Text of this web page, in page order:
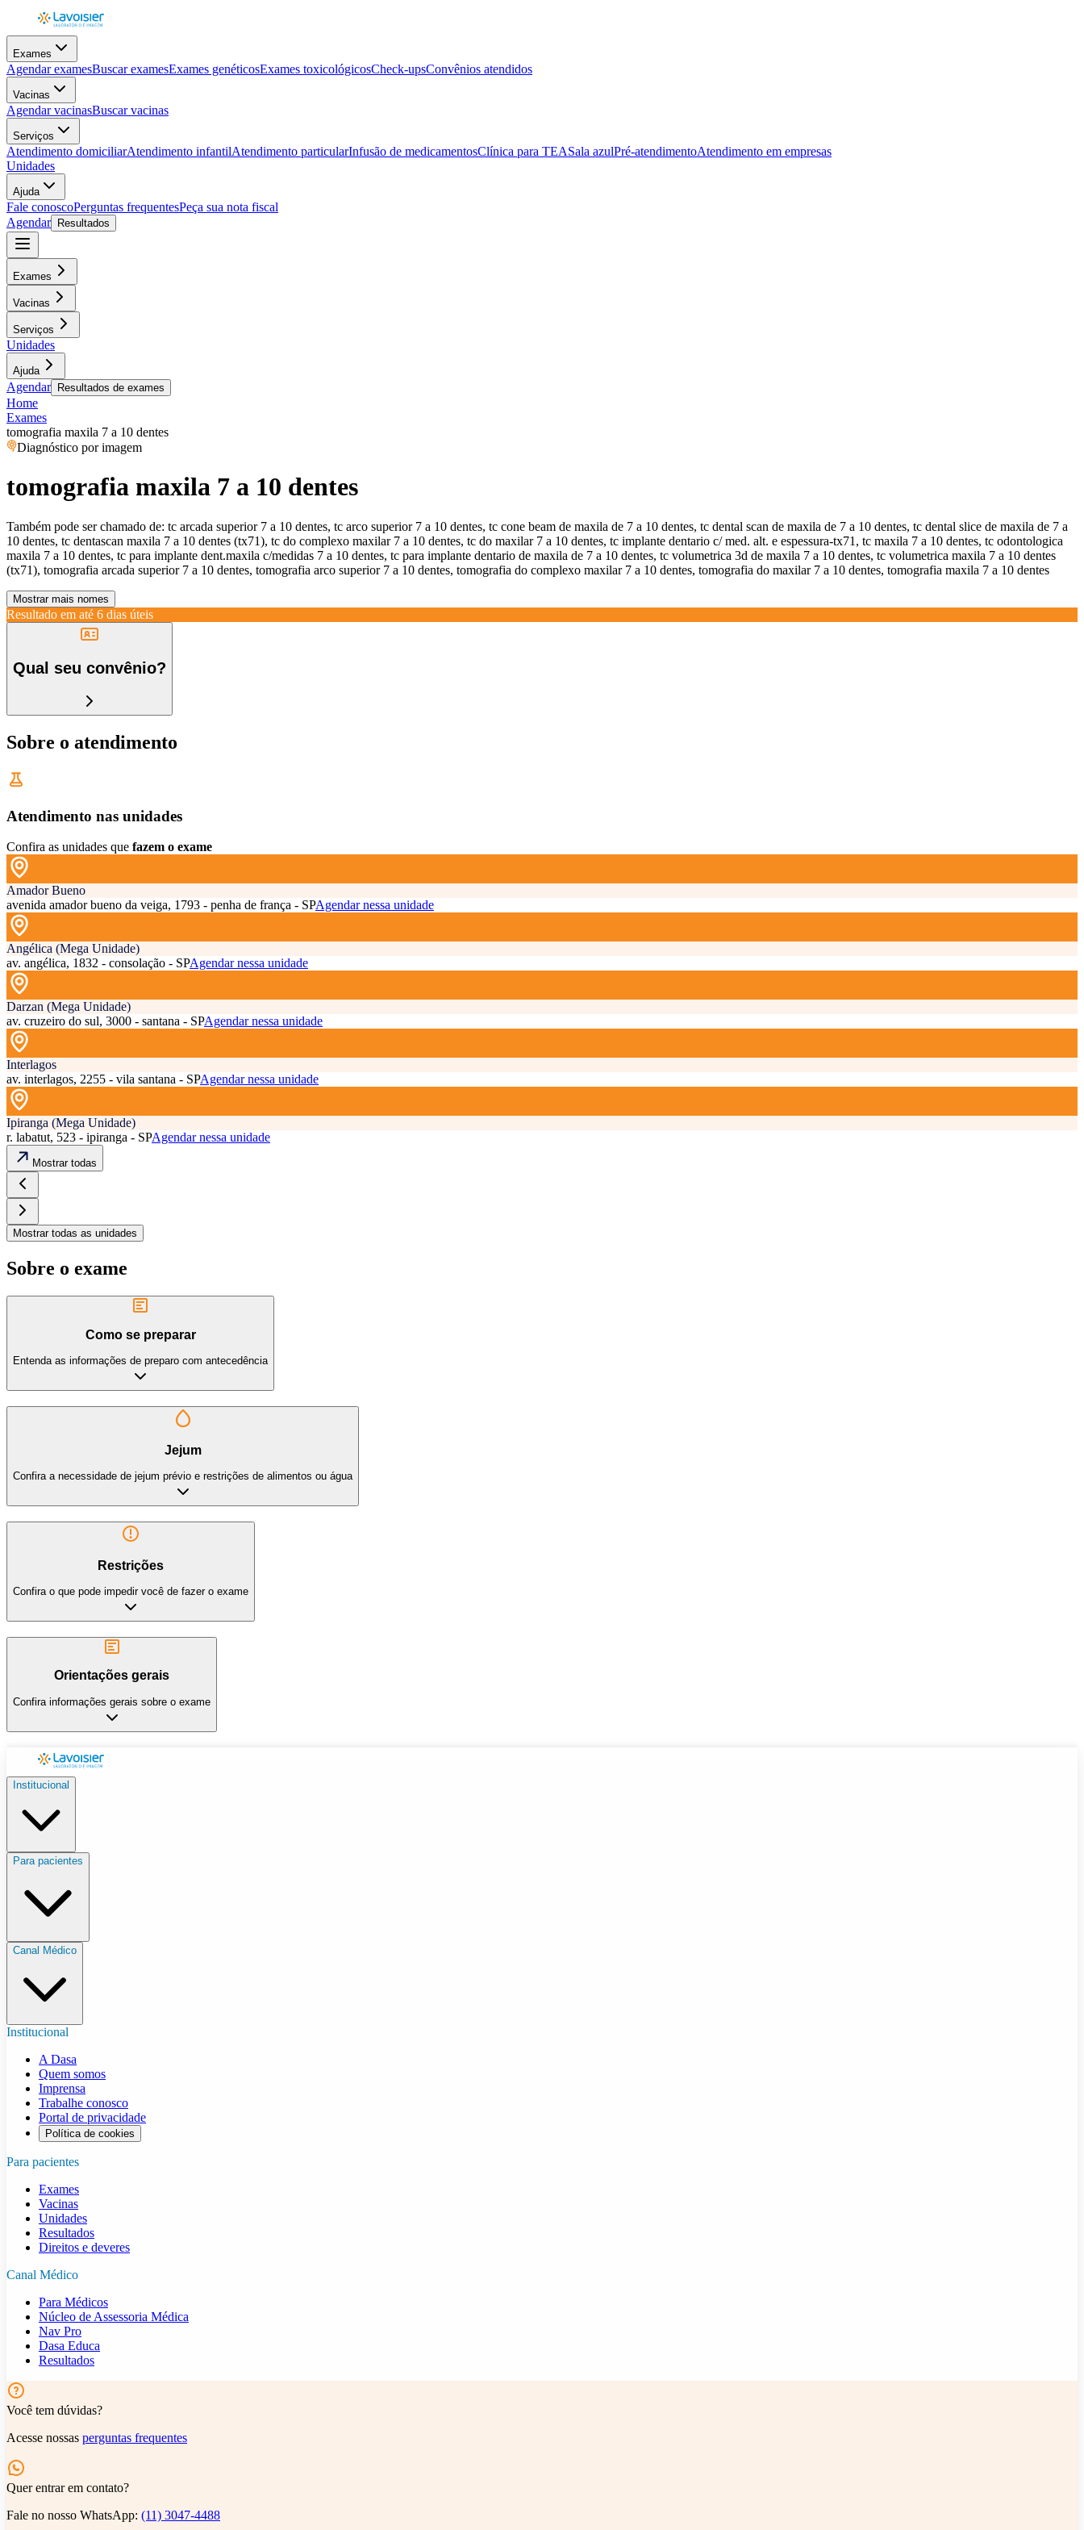
Exames
Agendar examesBuscar examesExames genéticosExames toxicológicosCheck-upsConvênios atendidos
Vacinas
Agendar vacinasBuscar vacinas
Serviços
Atendimento domiciliarAtendimento infantilAtendimento particularInfusão de medicamentosClínica para TEASala azulPré-atendimentoAtendimento em empresas
Unidades
Ajuda
Fale conoscoPerguntas frequentesPeça sua nota fiscal
Agendar
Resultados
Exames
Vacinas
Serviços
Unidades
Ajuda
Agendar Resultados de exames
Home
Exames
tomografia maxila 7 a 10 dentes
Diagnóstico por imagem
tomografia maxila 7 a 10 dentes
Também pode ser chamado de: tc arcada superior 7 a 10 dentes, tc arco superior 7 a 10 dentes, tc cone beam de maxila de 7 a 10 dentes, tc dental scan de maxila de 7 a 10 dentes, tc dental slice de maxila de 7 a
10 dentes, tc dentascan maxila 7 a 10 dentes (tx71), tc do complexo maxilar 7 a 10 dentes, tc do maxilar 7 a 10 dentes, tc implante dentario c/ med. alt. e espessura-tx71, tc maxila 7 a 10 dentes, tc odontologica
maxila 7 a 10 dentes, tc para implante dent.maxila c/medidas 7 a 10 dentes, tc para implante dentario de maxila de 7 a 10 dentes, tc volumetrica 3d de maxila 7 a 10 dentes, tc volumetrica maxila 7 a 10 dentes
(tx71), tomografia arcada superior 7 a 10 dentes, tomografia arco superior 7 a 10 dentes, tomografia do complexo maxilar 7 a 10 dentes, tomografia do maxilar 7 a 10 dentes, tomografia maxila 7 a 10 dentes
Mostrar mais nomes
Resultado em até 6 dias úteis
Qual seu convênio?
Sobre o atendimento
Atendimento nas unidades
Confira as unidades que fazem o exame
Amador Bueno
avenida amador bueno da veiga, 1793 - penha de frança - SPAgendar nessa unidade
Angélica (Mega Unidade)
av. angélica, 1832 - consolação - SPAgendar nessa unidade
Darzan (Mega Unidade)
av. cruzeiro do sul, 3000 - santana - SPAgendar nessa unidade
Interlagos
av. interlagos, 2255 - vila santana - SPAgendar nessa unidade
Ipiranga (Mega Unidade)
r. labatut, 523 - ipiranga - SPAgendar nessa unidade
Mostrar todas
Mostrar todas as unidades
Sobre o exame
Como se preparar
Entenda as informações de preparo com antecedência
Jejum
Confira a necessidade de jejum prévio e restrições de alimentos ou água
Restrições
Confira o que pode impedir você de fazer o exame
Orientações gerais
Confira informações gerais sobre o exame
Institucional
Para pacientes
Canal Médico
Institucional
A Dasa
Quem somos
Imprensa
Trabalhe conosco
Portal de privacidade
Política de cookies
Para pacientes
Exames
Vacinas
Unidades
Resultados
Direitos e deveres
Canal Médico
Para Médicos
Núcleo de Assessoria Médica
Nav Pro
Dasa Educa
Resultados
Você tem dúvidas?
Acesse nossas perguntas frequentes
Quer entrar em contato?
Fale no nosso WhatsApp: (11) 3047-4488